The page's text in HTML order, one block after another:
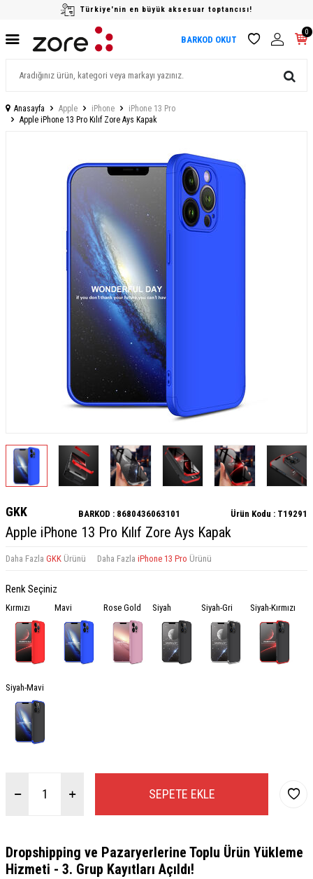
Türkiye'nin en büyük aksesuar toptancısı!
BARKOD OKUT
0
Anasayfa Apple iPhone
iPhone 13 Pro
Apple iPhone 13 Pro Kılıf Zore Ays Kapak
GKK BARKOD : 8680436063101 Ürün Kodu : T19291
Apple iPhone 13 Pro Kılıf Zore Ays Kapak
Daha Fazla GKK Ürünü Daha Fazla iPhone 13 Pro Ürünü
Renk Seçiniz
Kırmızı Mavi Rose Gold Siyah Siyah-Gri Siyah-Kırmızı
Siyah-Mavi
SEPETE EKLE
Dropshipping ve Pazaryerlerine Toplu Ürün Yükleme
Hizmeti - 3. Grup Kayıtları Açıldı!